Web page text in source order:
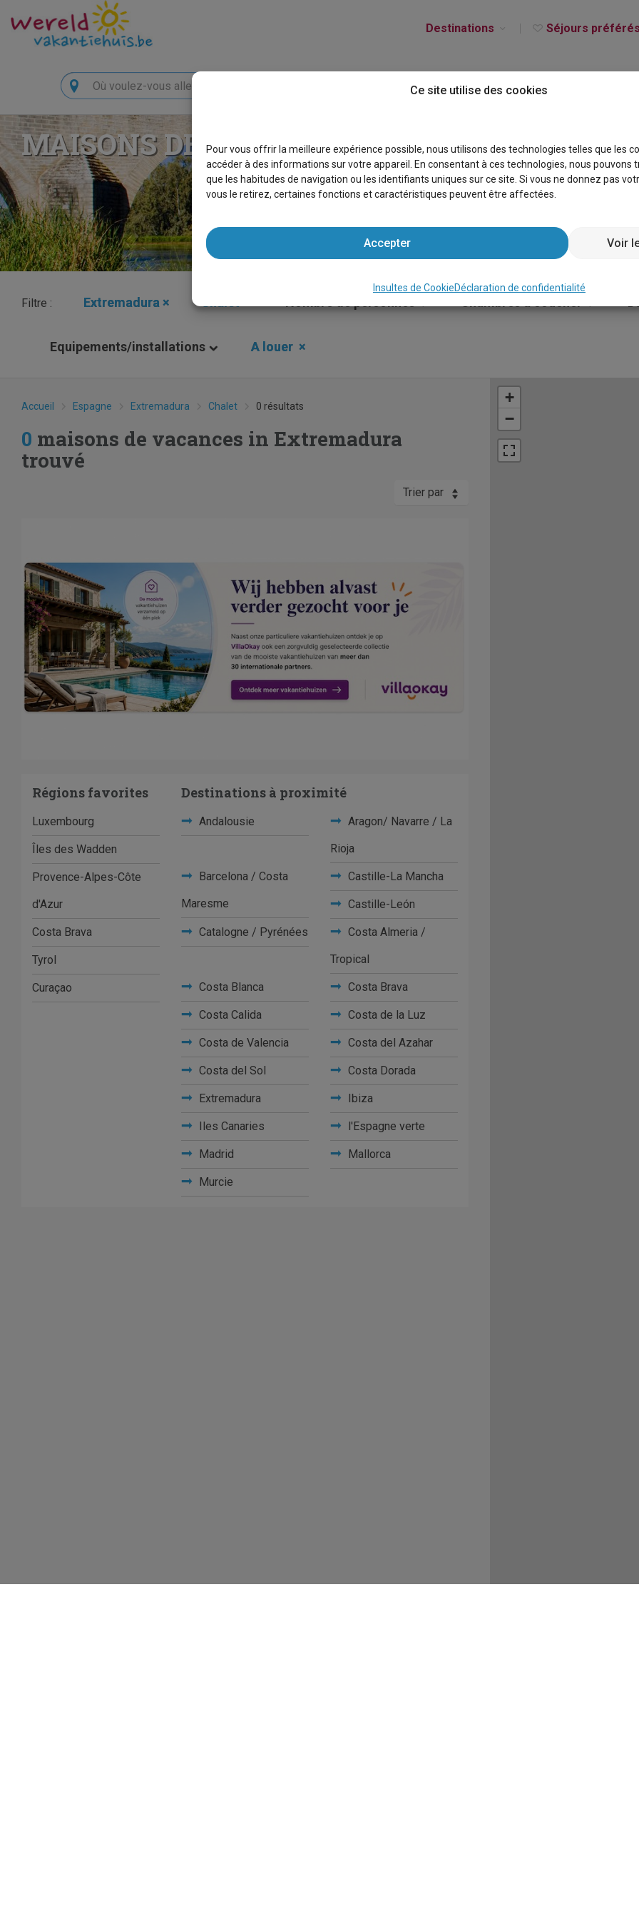
Destinations Séjours préférés
Chercher
MAISONS DE VACANCES EXTREMADURA
Filtre : Extremadura ×
Equipements/installations A louer ×
Accueil Espagne Extremadura Chalet 0 résultats
0 maisons de vacances in Extremadura
trouvé
Trier par
Régions favorites
Luxembourg
Îles des Wadden
Provence-Alpes-Côte
d'Azur
Costa Brava
Tyrol
Curaçao
Destinations à proximité
Andalousie
Aragon/ Navarre / La
Rioja
Barcelona / Costa
Maresme
Castille-La Mancha
Castille-León
Catalogne / Pyrénées
Costa Almeria /
Tropical
Costa Blanca Costa Brava
Costa Calida Costa de la Luz
Costa de Valencia Costa del Azahar
Costa del Sol Costa Dorada
Extremadura Ibiza
Iles Canaries l'Espagne verte
Madrid Mallorca
Murcie
+
−
Ce site utilise des cookies
Pour vous offrir la meilleure expérience possible, nous utilisons des technologies telles que les
accéder à des informations sur votre appareil. En consentant à ces technologies, nous pouvons
que les habitudes de navigation ou les identifiants uniques sur ce site. Si vous ne donnez pas
vous le retirez, certaines fonctions et caractéristiques peuvent être affectées.
Accepter Voir
Insultes de CookieDéclaration de confidentialité